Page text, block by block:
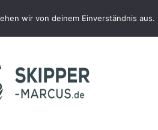
wir von deinem Einverständnis aus.